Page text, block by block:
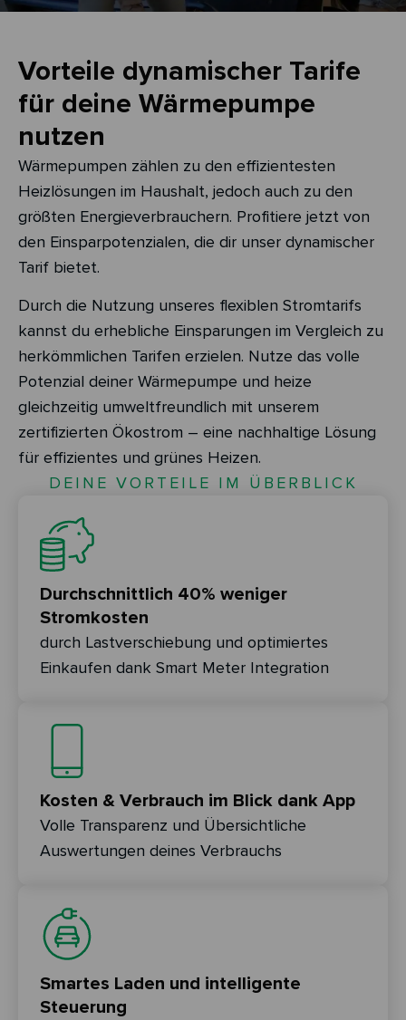
Vorteile dynamischer Tarife
für deine Wärmepumpe
nutzen
Wärmepumpen zählen zu den effizientesten
Heizlösungen im Haushalt, jedoch auch zu den
größten Energieverbrauchern. Profitiere jetzt von
den Einsparpotenzialen, die dir unser dynamischer
Tarif bietet.
Durch die Nutzung unseres flexiblen Stromtarifs
kannst du erhebliche Einsparungen im Vergleich zu
herkömmlichen Tarifen erzielen. Nutze das volle
Potenzial deiner Wärmepumpe und heize
gleichzeitig umweltfreundlich mit unserem
zertifizierten Ökostrom – eine nachhaltige Lösung
für effizientes und grünes Heizen.
DEINE VORTEILE IM ÜBERBLICK
Durchschnittlich 40% weniger
Stromkosten
durch Lastverschiebung und optimiertes
Einkaufen dank Smart Meter Integration
Kosten & Verbrauch im Blick dank App
Volle Transparenz und Übersichtliche
Auswertungen deines Verbrauchs
Smartes Laden und intelligente
Steuerung